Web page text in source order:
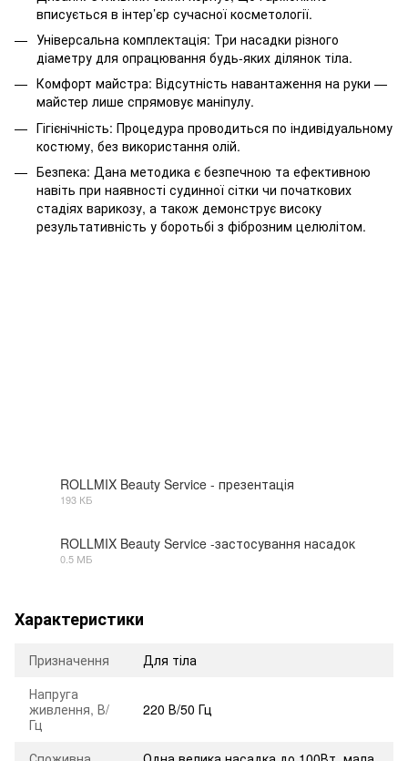
вписується в інтер’єр сучасної косметології.
Універсальна комплектація: Три насадки різного
діаметру для опрацювання будь-яких ділянок тіла.
Комфорт майстра: Відсутність навантаження на руки —
майстер лише спрямовує маніпулу.
Гігієнічність: Процедура проводиться по індивідуальному
костюму, без використання олій.
Безпека: Дана методика є безпечною та ефективною
навіть при наявності судинної сітки чи початкових
стадіях варикозу, а також демонструє високу
результативність у боротьбі з фіброзним целюлітом.
ROLLMIX Beauty Service - презентація
193 КБ
ROLLMIX Beauty Service -застосування насадок
0.5 МБ
Характеристики
Призначення
Для тіла
Напруга
живлення, В/
Гц
220 В/50 Гц